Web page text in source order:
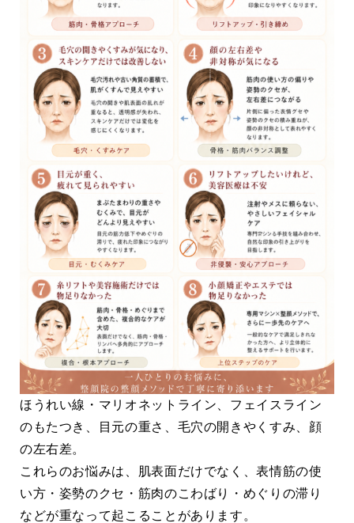
ほうれい線・マリオネットライン、フェイスライン
のもたつき、目元の重さ、毛穴の開きやくすみ、顔
の左右差。
これらのお悩みは、肌表面だけでなく、表情筋の使
い方・姿勢のクセ・筋肉のこわばり・めぐりの滞り
などが重なって起こることがあります。